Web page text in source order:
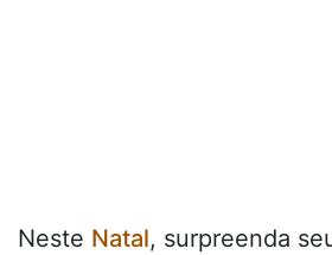
Neste Natal, surpreenda